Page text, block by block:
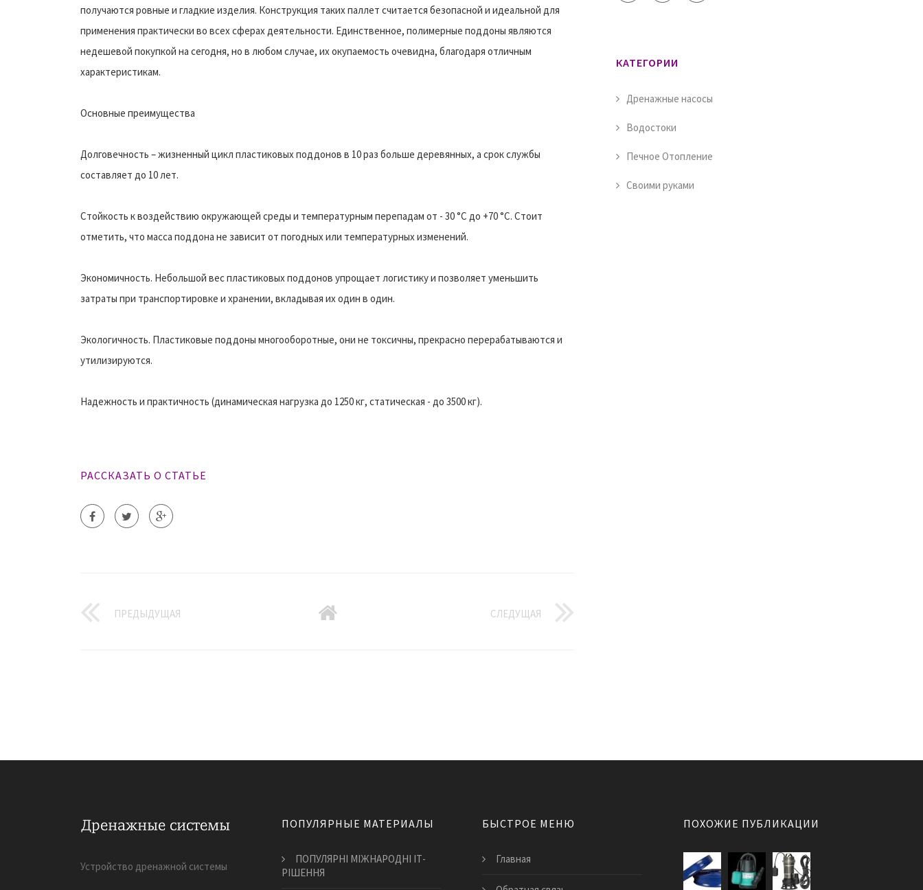
получаются ровные и гладкие изделия. Конструкция таких паллет считается безопасной и идеальной для
применения практически во всех сферах деятельности. Единственное, полимерные поддоны являются
недешевой покупкой на сегодня, но в любом случае, их окупаемость очевидна, благодаря отличным
характеристикам.
Основные преимущества
Долговечность – жизненный цикл пластиковых поддонов в 10 раз больше деревянных, а срок службы
составляет до 10 лет.
Стойкость к воздействию окружающей среды и температурным перепадам от - 30 °C до +70 °C. Стоит
отметить, что масса поддона не зависит от погодных или температурных изменений.
Экономичность. Небольшой вес пластиковых поддонов упрощает логистику и позволяет уменьшить
затраты при транспортировке и хранении, вкладывая их один в один.
Экологичность. Пластиковые поддоны многооборотные, они не токсичны, прекрасно перерабатываются и
утилизируются.
Надежность и практичность (динамическая нагрузка до 1250 кг, статическая - до 3500 кг).
РАССКАЗАТЬ О СТАТЬЕ
ПРЕДЫДУЩАЯ СЛЕДУЩАЯ
КАТЕГОРИИ
Дренажные насосы
Водостоки
Печное Отопление
Своими руками
Устройство дренажной системы
ПОПУЛЯРНЫЕ МАТЕРИАЛЫ
ПОПУЛЯРНІ МІЖНАРОДНІ ІТ-
РІШЕННЯ
БЫСТРОЕ МЕНЮ
Главная
ПОХОЖИЕ ПУБЛИКАЦИИ